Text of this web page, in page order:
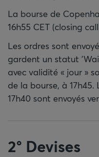
La bourse de
16h55 CET (closing
Les ordres sont
gardent un statut
avec validité « jour »
de la bourse, à
17h40 sont envoyés
2° Devises